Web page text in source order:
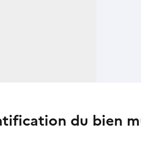
du bien